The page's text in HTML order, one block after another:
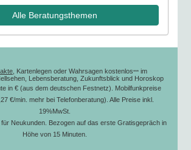
Alle Beratungsthemen
, Kartenlegen oder Wahrsagen kostenlos*** im
Lebensberatung, Zukunftsblick und Horoskop
in € (aus dem deutschen Festnetz). Mobilfunkpreise
€/min. mehr bei Telefonberatung). Alle Preise inkl.
19%MwSt.
für Neukunden. Bezogen auf das erste Gratisgepräch in
Höhe von 15 Minuten.